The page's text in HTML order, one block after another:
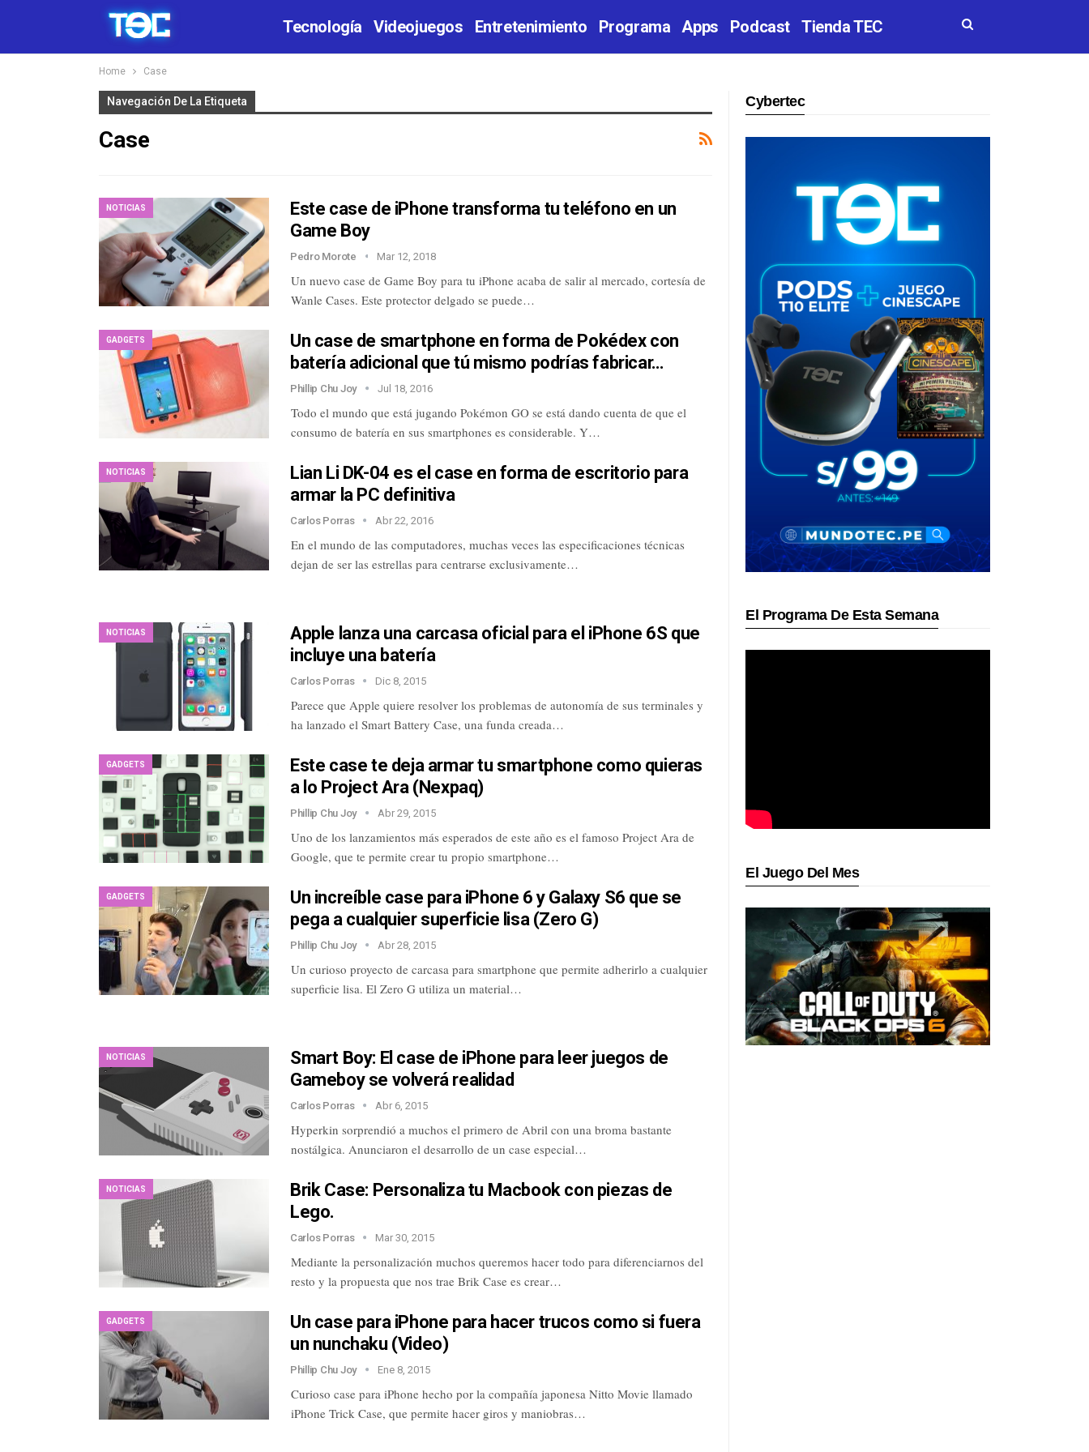
Tecnología Videojuegos Entretenimiento Programa Apps Podcast Tienda TEC
Home Case
Navegación De La Etiqueta
Case
NOTICIAS
Este case de iPhone transforma tu teléfono en un
Game Boy
Pedro Morote Mar 12, 2018
Un nuevo case de Game Boy para tu iPhone acaba de salir al mercado, cortesía de
Wanle Cases. Este protector delgado se puede…
GADGETS
Un case de smartphone en forma de Pokédex con
batería adicional que tú mismo podrías fabricar…
Phillip Chu Joy Jul 18, 2016
Todo el mundo que está jugando Pokémon GO se está dando cuenta de que el
consumo de batería en sus smartphones es considerable. Y…
NOTICIAS
Lian Li DK-04 es el case en forma de escritorio para
armar la PC definitiva
Carlos Porras Abr 22, 2016
En el mundo de las computadores, muchas veces las especificaciones técnicas
dejan de ser las estrellas para centrarse exclusivamente…
NOTICIAS
Apple lanza una carcasa oficial para el iPhone 6S que
incluye una batería
Carlos Porras Dic 8, 2015
Parece que Apple quiere resolver los problemas de autonomía de sus terminales y
ha lanzado el Smart Battery Case, una funda creada…
GADGETS
Este case te deja armar tu smartphone como quieras
a lo Project Ara (Nexpaq)
Phillip Chu Joy Abr 29, 2015
Uno de los lanzamientos más esperados de este año es el famoso Project Ara de
Google, que te permite crear tu propio smartphone…
GADGETS
Un increíble case para iPhone 6 y Galaxy S6 que se
pega a cualquier superficie lisa (Zero G)
Phillip Chu Joy Abr 28, 2015
Un curioso proyecto de carcasa para smartphone que permite adherirlo a cualquier
superficie lisa. El Zero G utiliza un material…
NOTICIAS
Smart Boy: El case de iPhone para leer juegos de
Gameboy se volverá realidad
Carlos Porras Abr 6, 2015
Hyperkin sorprendió a muchos el primero de Abril con una broma bastante
nostálgica. Anunciaron el desarrollo de un case especial…
NOTICIAS
Brik Case: Personaliza tu Macbook con piezas de
Lego.
Carlos Porras Mar 30, 2015
Mediante la personalización muchos queremos hacer todo para diferenciarnos del
resto y la propuesta que nos trae Brik Case es crear…
GADGETS
Un case para iPhone para hacer trucos como si fuera
un nunchaku (Video)
Phillip Chu Joy Ene 8, 2015
Curioso case para iPhone hecho por la compañía japonesa Nitto Movie llamado
iPhone Trick Case, que permite hacer giros y maniobras…
Cybertec
El Programa De Esta Semana
El Juego Del Mes